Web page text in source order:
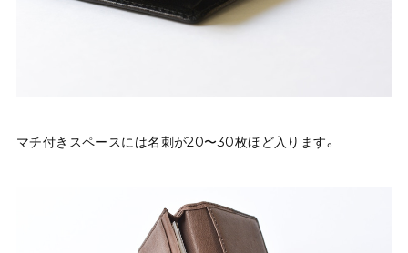
マチ付きスペースには名刺が20〜30枚ほど入ります。